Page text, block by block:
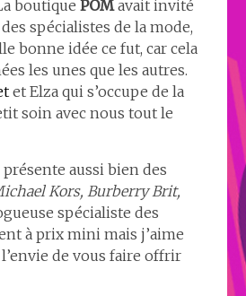
boutique POMavait invité
spécialistes de la mode,
bonne idée ce fut, car cela
les unes que les autres.
et Elza qui s’occupe de la
soin avec nous tout le
aussi bien des
Kors, Burberry Brit,
spécialiste des
à prix mini mais j’aime
de vous faire offrir